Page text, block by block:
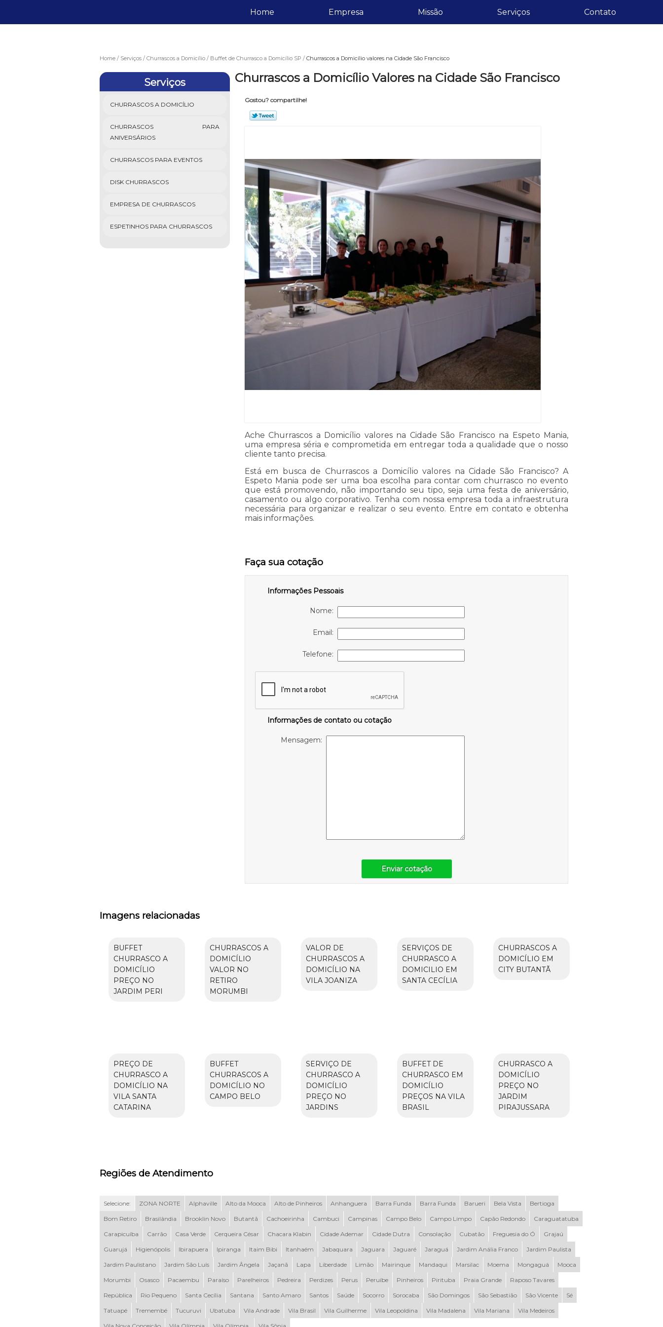
Home Empresa Missão Serviços Contato
Home Serviços Churrascos a Domicílio Buffet de Churrasco a Domicílio SP Churrascos a Domicílio valores na Cidade São Francisco
Serviços
CHURRASCOS A DOMICÍLIO
CHURRASCOS PARA
ANIVERSÁRIOS
CHURRASCOS PARA EVENTOS
DISK CHURRASCOS
EMPRESA DE CHURRASCOS
ESPETINHOS PARA CHURRASCOS
Churrascos a Domicílio Valores na Cidade São Francisco
Gostou? compartilhe!
Ache Churrascos a Domicílio valores na Cidade São Francisco na Espeto Mania,
uma empresa séria e comprometida em entregar toda a qualidade que o nosso
cliente tanto precisa.
Está em busca de Churrascos a Domicílio valores na Cidade São Francisco? A
Espeto Mania pode ser uma boa escolha para contar com churrasco no evento
que está promovendo, não importando seu tipo, seja uma festa de aniversário,
casamento ou algo corporativo. Tenha com nossa empresa toda a infraestrutura
necessária para organizar e realizar o seu evento. Entre em contato e obtenha
mais informações.
Faça sua cotação
Informações Pessoais
Nome:
Email:
Telefone:
Informações de contato ou cotação
Mensagem:
Enviar cotação
Imagens relacionadas
BUFFET
CHURRASCO A
DOMICÍLIO
PREÇO NO
JARDIM PERI
CHURRASCOS A
DOMICÍLIO
VALOR NO
RETIRO
MORUMBI
VALOR DE
CHURRASCOS A
DOMICÍLIO NA
VILA JOANIZA
SERVIÇOS DE
CHURRASCO A
DOMICILIO EM
SANTA CECÍLIA
CHURRASCOS A
DOMICÍLIO EM
CITY BUTANTÃ
PREÇO DE
CHURRASCO A
DOMICÍLIO NA
VILA SANTA
CATARINA
BUFFET
CHURRASCOS A
DOMICÍLIO NO
CAMPO BELO
SERVIÇO DE
CHURRASCO A
DOMICÍLIO
PREÇO NO
JARDINS
BUFFET DE
CHURRASCO EM
DOMICÍLIO
PREÇOS NA VILA
BRASIL
CHURRASCO A
DOMICÍLIO
PREÇO NO
JARDIM
PIRAJUSSARA
Regiões de Atendimento
Selecione: ZONA NORTE Alphaville Alto da Mooca Alto de Pinheiros Anhanguera Barra Funda Barra Funda Barueri Bela Vista Bertioga
Bom Retiro Brasilândia Brooklin Novo Butantã Cachoeirinha Cambuci Campinas Campo Belo Campo Limpo Capão Redondo Caraguatatuba
Carapicuíba Carrão Casa Verde Cerqueira César Chacara Klabin Cidade Ademar Cidade Dutra Consolação Cubatão Freguesia do Ó Grajaú
Guarujá Higienópolis Ibirapuera Ipiranga Itaim Bibi Itanhaém Jabaquara Jaguara Jaguaré Jaraguá Jardim Anália Franco Jardim Paulista
Jardim Paulistano Jardim São Luís Jardim Ângela Jaçanã Lapa Liberdade Limão Mairinque Mandaqui Marsilac Moema Mongaguá Mooca
Morumbi Osasco Pacaembu Paraíso Parelheiros Pedreira Perdizes Perus Peruíbe Pinheiros Pirituba Praia Grande Raposo Tavares
República Rio Pequeno Santa Cecília Santana Santo Amaro Santos Saúde Socorro Sorocaba São Domingos São Sebastião São Vicente Sé
Tatuapé Tremembé Tucuruvi Ubatuba Vila Andrade Vila Brasil Vila Guilherme Vila Leopoldina Vila Madalena Vila Mariana Vila Medeiros